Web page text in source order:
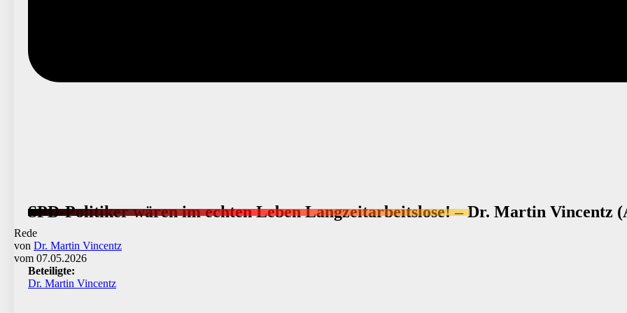
SPD-Politiker wären im echten Leben Langzeitarbeitslose! – Dr. Martin Vincentz
Rede
von Dr. Martin Vincentz
vom 07.05.2026
Beteiligte:
Dr. Martin Vincentz